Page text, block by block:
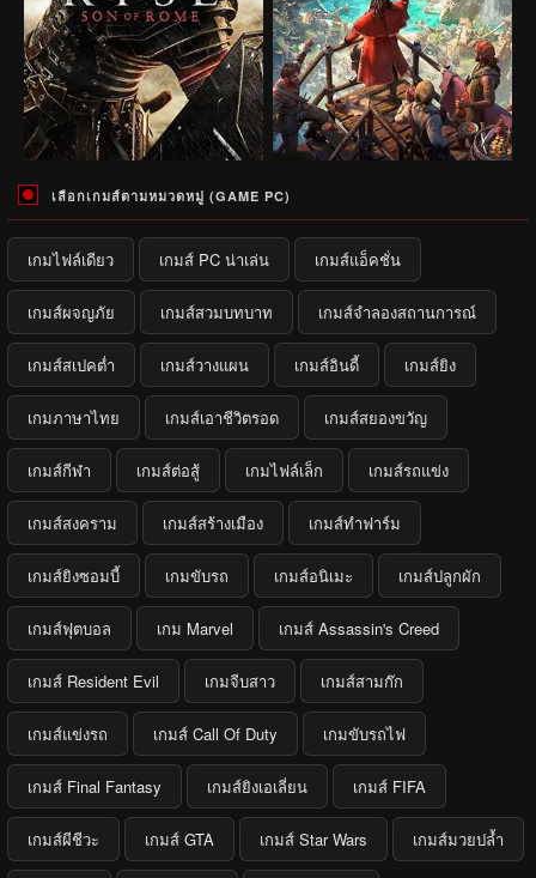
เลือกเกมส์ตามหมวดหมู่ (GAME PC)
เกมไฟล์เดียว เกมส์ PC น่าเล่น เกมส์แอ็คชั่น
เกมส์ผจญภัย เกมส์สวมบทบาท เกมส์จำลองสถานการณ์
เกมส์สเปคต่ำ เกมส์วางแผน เกมส์อินดี้ เกมส์ยิง
เกมภาษาไทย เกมส์เอาชีวิตรอด เกมส์สยองขวัญ
เกมส์กีฬา เกมส์ต่อสู้ เกมไฟล์เล็ก เกมส์รถแข่ง
เกมส์สงคราม เกมส์สร้างเมือง เกมส์ทำฟาร์ม
เกมส์ยิงซอมบี้ เกมขับรถ เกมส์อนิเมะ เกมส์ปลูกผัก
เกมส์ฟุตบอล เกม Marvel เกมส์ Assassin's Creed
เกมส์ Resident Evil เกมจีบสาว เกมส์สามก๊ก
เกมส์แข่งรถ เกมส์ Call Of Duty เกมขับรถไฟ
เกมส์ Final Fantasy เกมส์ยิงเอเลี่ยน เกมส์ FIFA
เกมส์ผีชีวะ เกมส์ GTA เกมส์ Star Wars เกมส์มวยปล้ำ